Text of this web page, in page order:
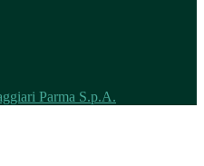
Parma S.p.A.